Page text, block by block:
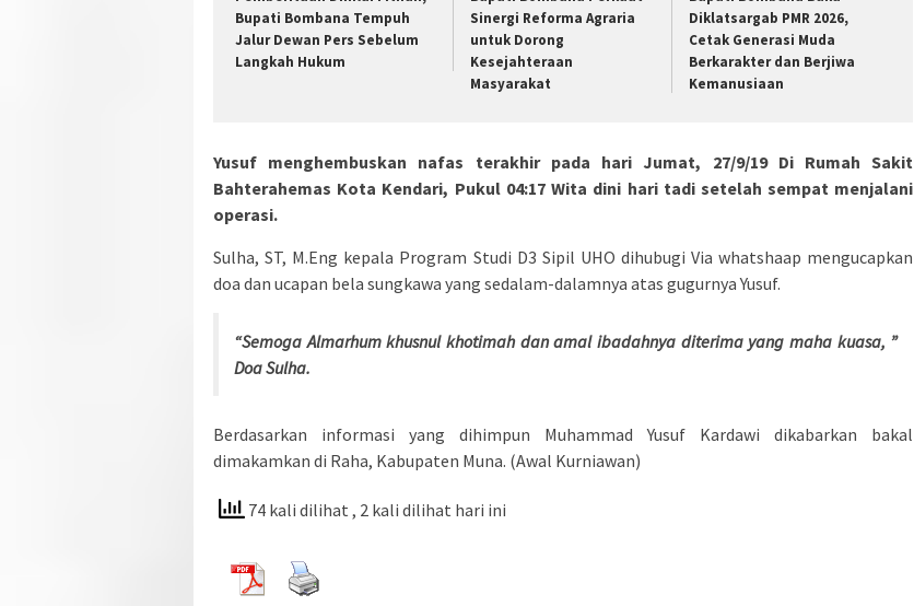
Bupati Bombana Tempuh
Jalur Dewan Pers Sebelum
Langkah Hukum
Sinergi Reforma Agraria
untuk Dorong
Kesejahteraan
Masyarakat
Diklatsargab PMR 2026,
Cetak Generasi Muda
Berkarakter dan Berjiwa
Kemanusiaan
Yusuf menghembuskan nafas terakhir pada hari Jumat, 27/9/19 Di Rumah Sakit
Bahterahemas Kota Kendari, Pukul 04:17 Wita dini hari tadi setelah sempat menjalani
operasi.
Sulha, ST, M.Eng kepala Program Studi D3 Sipil UHO dihubugi Via whatshaap mengucapkan
doa dan ucapan bela sungkawa yang sedalam-dalamnya atas gugurnya Yusuf.
“Semoga Almarhum khusnul khotimah dan amal ibadahnya diterima yang maha kuasa, ”
Doa Sulha.
Berdasarkan informasi yang dihimpun Muhammad Yusuf Kardawi dikabarkan bakal
dimakamkan di Raha, Kabupaten Muna. (Awal Kurniawan)
74 kali dilihat , 2 kali dilihat hari ini